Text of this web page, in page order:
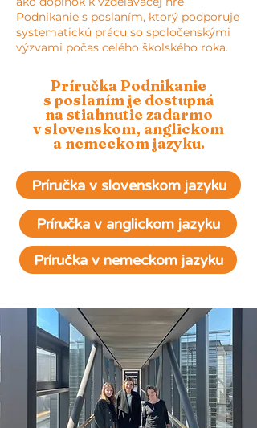
Podnikanie s poslaním, ktorý podporuje
systematickú prácu so spoločenskými
výzvami počas celého školského roka.
Príručka Podnikanie
s poslaním je dostupná
na stiahnutie zadarmo
v slovenskom, anglickom
a nemeckom jazyku.
Príručka v slovenskom jazyku
Príručka v anglickom jazyku
Príručka v nemeckom jazyku